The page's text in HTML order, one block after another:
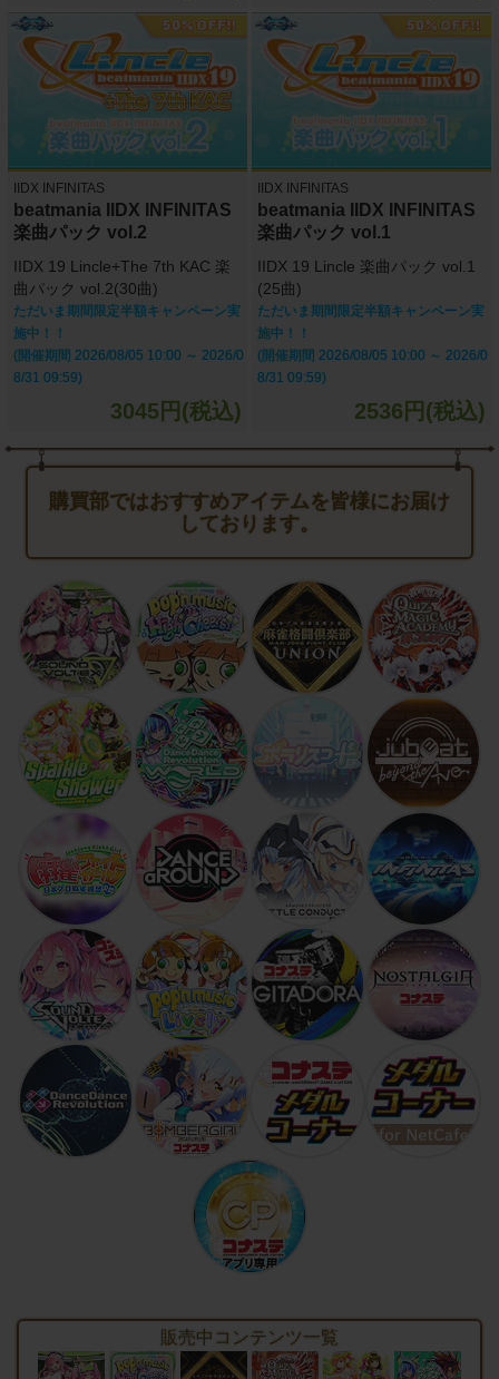
IIDX INFINITAS
beatmania IIDX INFINITAS
楽曲パック vol.2
IIDX 19 Lincle+The 7th KAC 楽
曲パック vol.2(30曲)
ただいま期間限定半額キャンペーン実
施中！！
(開催期間 2026/08/05 10:00 ～ 2026/0
8/31 09:59)
3045円(税込)
IIDX INFINITAS
beatmania IIDX INFINITAS
楽曲パック vol.1
IIDX 19 Lincle 楽曲パック vol.1
(25曲)
ただいま期間限定半額キャンペーン実
施中！！
(開催期間 2026/08/05 10:00 ～ 2026/0
8/31 09:59)
2536円(税込)
購買部ではおすすめアイテムを皆様にお届け
しております。
販売中コンテンツ一覧